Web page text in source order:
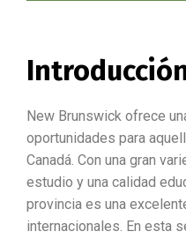
New Brunswick ofrece
oportunidades para
Canadá. Con una gran
estudio y una calidad
provincia es una
internacionales. En esta